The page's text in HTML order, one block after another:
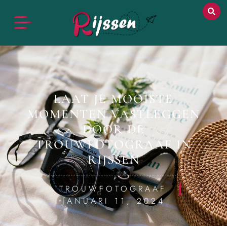
LAAT JE MOOISTE
MOMENTEN VASTLEGGEN
DOOR DE
TROUWFOTOGRAAF IN
RIJSSEN
TROUWFOTOGRAAF
JANUARI 11, 2024